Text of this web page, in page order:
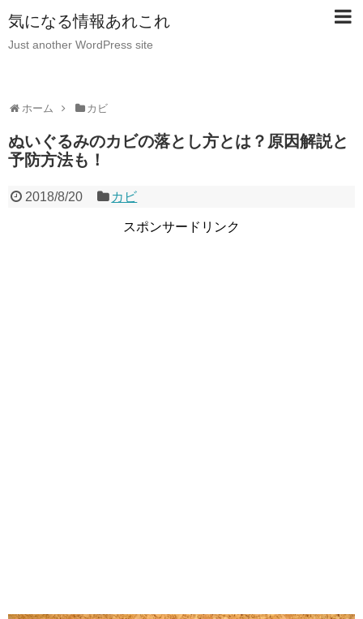
気になる情報あれこれ
Just another WordPress site
ホーム カビ
ぬいぐるみのカビの落とし方とは？原因解説と
予防方法も！
2018/8/20 カビ
スポンサードリンク